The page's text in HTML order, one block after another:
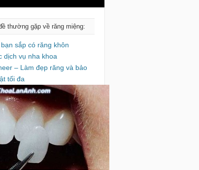
thường gặp về răng miệng:
sắp có răng khôn
dịch vụ nha khoa
– Làm đẹp răng và bảo
tối đa